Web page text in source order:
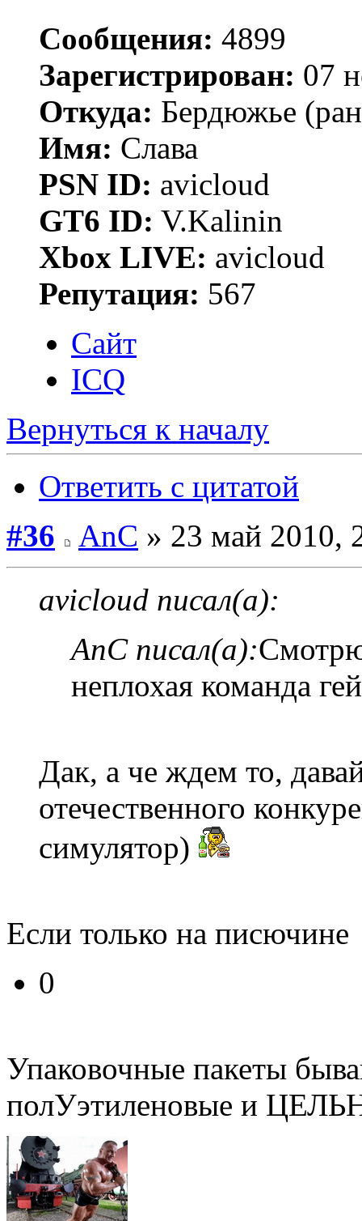
Сообщения: 4899
Зарегистрирован: 07
Откуда: Бердюжье
Имя: Слава
PSN ID: avicloud
GT6 ID: V.Kalinin
Xbox LIVE: avicloud
Репутация: 567
Сайт
ICQ
Вернуться к началу
Ответить с цитатой
#36
AnC » 23 май 2010,
avicloud писал(а):
AnC писал(а):
неплохая команда
Дак, а че ждем то,
отечественного
симулятор)
Если только на писючине
0
Упаковочные пакеты
полУэтиленовые и